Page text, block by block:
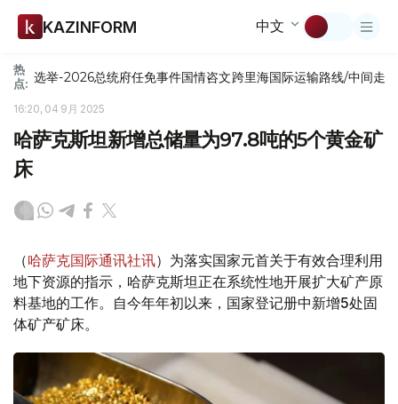
KAZINFORM 中文
热
点: 选举-2026总统府任免事件国情咨文跨里海国际运输路线/中间走廊
16:20, 04 9月 2025
哈萨克斯坦新增总储量为97.8吨的5个黄金矿
床
（哈萨克国际通讯社讯）为落实国家元首关于有效合理利用
地下资源的指示，哈萨克斯坦正在系统性地开展扩大矿产原
料基地的工作。自今年年初以来，国家登记册中新增5处固
体矿产矿床。